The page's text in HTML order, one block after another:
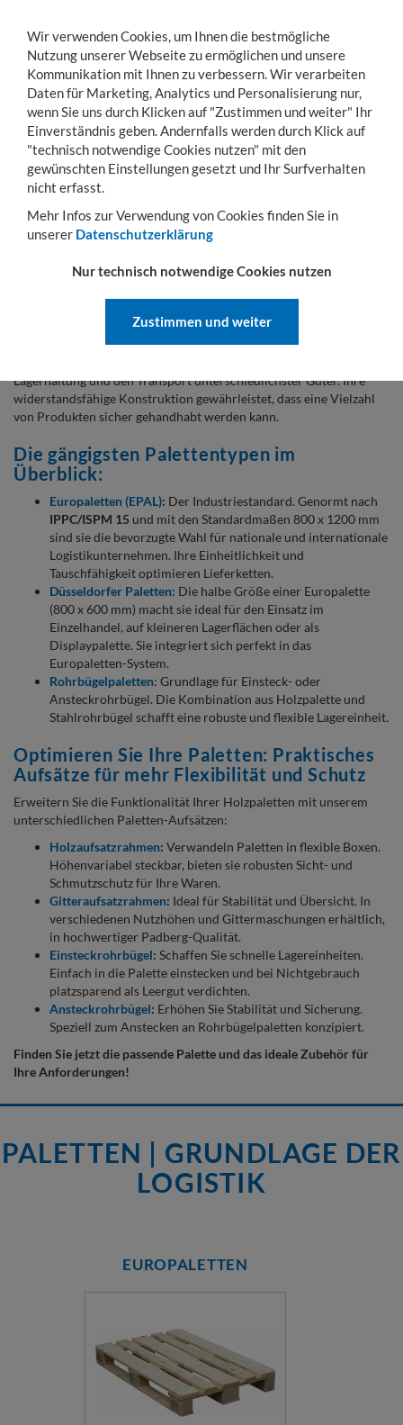
Toggle
navigation
MENÜ KONTO WARENKORB
Sie sind hier: Lager- & Transportgestelle Paletten
PALETTEN
Paletten: Robuste Holzpaletten für
effiziente Lagerung & Transport
Lagerwesen. Sie ermöglichen die sichere Lagerung und den
effizienten Transport Ihrer Waren. Gefertigt aus robustem
Lagerhaltung und den Transport unterschiedlichster Güter. Ihre
widerstandsfähige Konstruktion gewährleistet, dass eine Vielzahl
von Produkten sicher gehandhabt werden kann.
Die gängigsten Palettentypen im
Überblick:
Europaletten (EPAL): Der Industriestandard. Genormt nach
IPPC/ISPM 15 und mit den Standardmaßen 800 x 1200 mm
sind sie die bevorzugte Wahl für nationale und internationale
Logistikunternehmen. Ihre Einheitlichkeit und
Tauschfähigkeit optimieren Lieferketten.
Düsseldorfer Paletten: Die halbe Größe einer Europalette
(800 x 600 mm) macht sie ideal für den Einsatz im
Einzelhandel, auf kleineren Lagerflächen oder als
Displaypalette. Sie integriert sich perfekt in das
Europaletten-System.
Rohrbügelpaletten: Grundlage für Einsteck- oder
Ansteckrohrbügel. Die Kombination aus Holzpalette und
Stahlrohrbügel schafft eine robuste und flexible Lagereinheit.
Optimieren Sie Ihre Paletten: Praktisches
Aufsätze für mehr Flexibilität und Schutz
Erweitern Sie die Funktionalität Ihrer Holzpaletten mit unserem
unterschiedlichen Paletten-Aufsätzen:
Holzaufsatzrahmen: Verwandeln Paletten in flexible Boxen.
Höhenvariabel steckbar, bieten sie robusten Sicht- und
Schmutzschutz für Ihre Waren.
Gitteraufsatzrahmen: Ideal für Stabilität und Übersicht. In
verschiedenen Nutzhöhen und Gittermaschungen erhältlich,
in hochwertiger Padberg-Qualität.
Einsteckrohrbügel: Schaffen Sie schnelle Lagereinheiten.
Einfach in die Palette einstecken und bei Nichtgebrauch
platzsparend als Leergut verdichten.
Ansteckrohrbügel: Erhöhen Sie Stabilität und Sicherung.
Speziell zum Anstecken an Rohrbügelpaletten konzipiert.
Finden Sie jetzt die passende Palette und das ideale Zubehör für
Ihre Anforderungen!
PALETTEN | GRUNDLAGE DER
LOGISTIK
EUROPALETTEN
Wir verwenden Cookies, um Ihnen die bestmögliche
Nutzung unserer Webseite zu ermöglichen und unsere
Kommunikation mit Ihnen zu verbessern. Wir verarbeiten
Daten für Marketing, Analytics und Personalisierung nur,
wenn Sie uns durch Klicken auf "Zustimmen und weiter" Ihr
Einverständnis geben. Andernfalls werden durch Klick auf
"technisch notwendige Cookies nutzen" mit den
gewünschten Einstellungen gesetzt und Ihr Surfverhalten
nicht erfasst.
Mehr Infos zur Verwendung von Cookies finden Sie in
unserer Datenschutzerklärung
Nur technisch notwendige Cookies nutzen
Zustimmen und weiter